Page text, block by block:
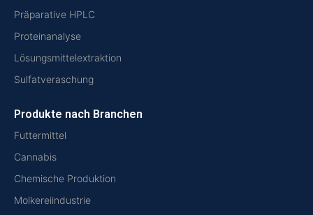
Präparative HPLC
Proteinanalyse
Lösungsmittelextraktion
Sulfatveraschung
Produkte nach Branchen
Futtermittel
Cannabis
Chemische Produktion
Molkereiindustrie